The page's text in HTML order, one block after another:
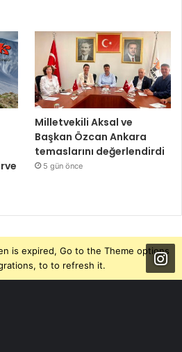
Milletvekili Aksal ve
Başkan Özcan Ankara
temaslarını değerlendirdi
5 gün önce
is expired, Go to the Theme options
to to refresh it.